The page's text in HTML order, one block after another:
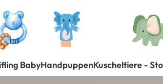
BabyHandpuppenKuscheltiere -